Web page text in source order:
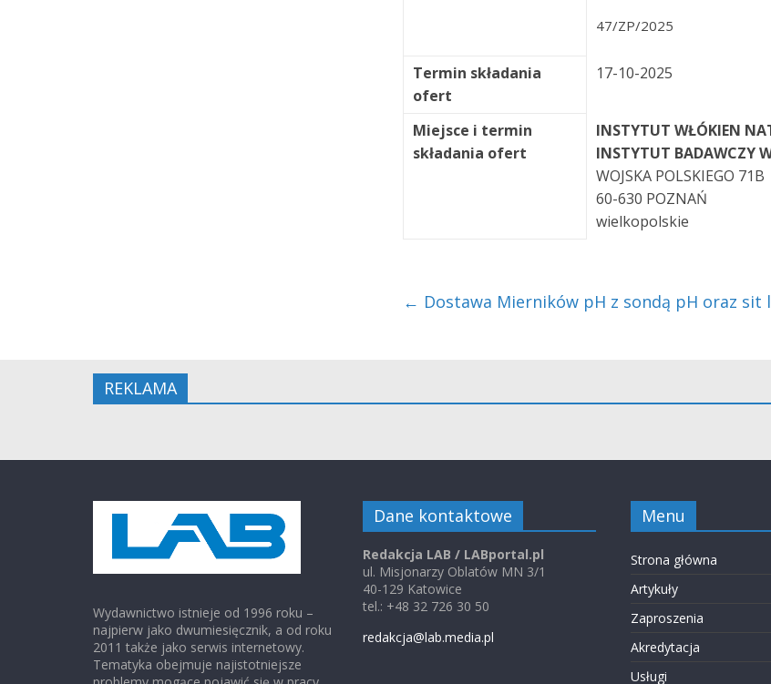
47/ZP/2025
Termin składania
ofert
17-10-2025
Miejsce i termin
składania ofert
INSTYTUT WŁÓKIEN
INSTYTUT BADAWCZY
WOJSKA POLSKIEGO 71B
60-630 POZNAŃ
wielkopolskie
← Dostawa Mierników pH z sondą pH oraz
REKLAMA
Wydawnictwo istnieje od 1996 roku –
najpierw jako dwumiesięcznik, a od roku
2011 także jako serwis internetowy.
Tematyka obejmuje najistotniejsze
Dane kontaktowe
Redakcja LAB / LABportal.pl
ul. Misjonarzy Oblatów MN 3/1
40-129 Katowice
tel.: +48 32 726 30 50
redakcja@lab.media.pl
Menu
Strona główna
Artykuły
Zaproszenia
Akredytacja
Usługi